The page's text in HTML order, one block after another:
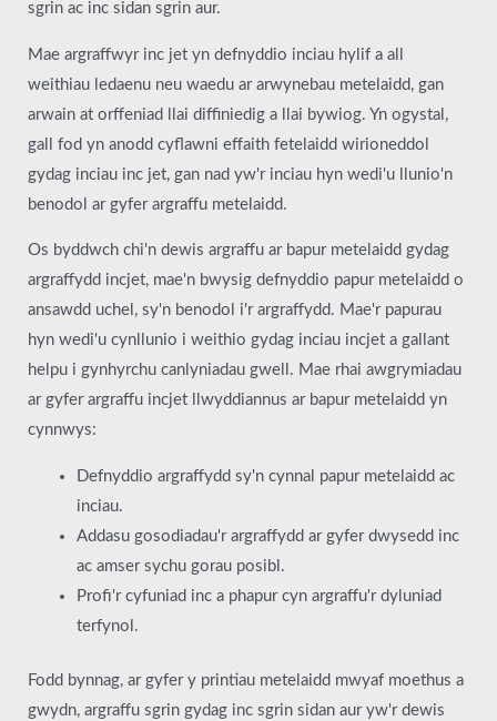
sgrin ac inc sidan sgrin aur.
Mae argraffwyr inc jet yn defnyddio inciau hylif a all
weithiau ledaenu neu waedu ar arwynebau metelaidd, gan
arwain at orffeniad llai diffiniedig a llai bywiog. Yn ogystal,
gall fod yn anodd cyflawni effaith fetelaidd wirioneddol
gydag inciau inc jet, gan nad yw'r inciau hyn wedi'u llunio'n
benodol ar gyfer argraffu metelaidd.
Os byddwch chi'n dewis argraffu ar bapur metelaidd gydag
argraffydd incjet, mae'n bwysig defnyddio papur metelaidd o
ansawdd uchel, sy'n benodol i'r argraffydd. Mae'r papurau
hyn wedi'u cynllunio i weithio gydag inciau incjet a gallant
helpu i gynhyrchu canlyniadau gwell. Mae rhai awgrymiadau
ar gyfer argraffu incjet llwyddiannus ar bapur metelaidd yn
cynnwys:
Defnyddio argraffydd sy'n cynnal papur metelaidd ac
inciau.
Addasu gosodiadau'r argraffydd ar gyfer dwysedd inc
ac amser sychu gorau posibl.
Profi'r cyfuniad inc a phapur cyn argraffu'r dyluniad
terfynol.
Fodd bynnag, ar gyfer y printiau metelaidd mwyaf moethus a
gwydn, argraffu sgrin gydag inc sgrin sidan aur yw'r dewis